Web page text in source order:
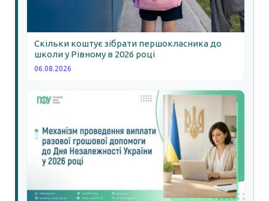
Скільки коштує зібрати першокласника до
школи у Рівному в 2026 році
06.08.2026